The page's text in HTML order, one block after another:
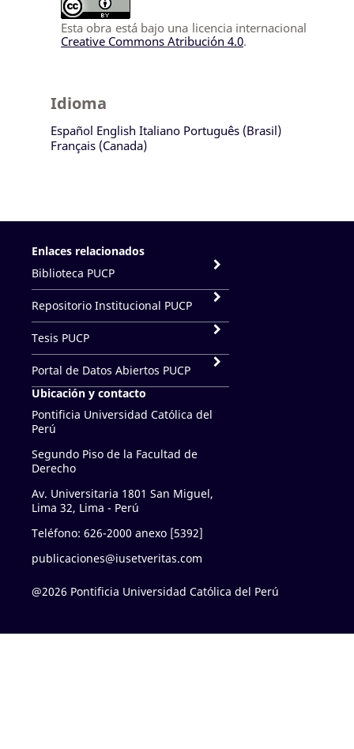
Esta obra está bajo una licencia internacional
Creative Commons Atribución 4.0.
Idioma
Español English Italiano Português (Brasil)
Français (Canada)
Enlaces relacionados
Biblioteca PUCP
Repositorio Institucional PUCP
Tesis PUCP
Portal de Datos Abiertos PUCP
Ubicación y contacto
Pontificia Universidad Católica del
Perú
Segundo Piso de la Facultad de
Derecho
Av. Universitaria 1801 San Miguel,
Lima 32, Lima - Perú
Teléfono: 626-2000 anexo [5392]
publicaciones@iusetveritas.com
@2026 Pontificia Universidad Católica del Perú